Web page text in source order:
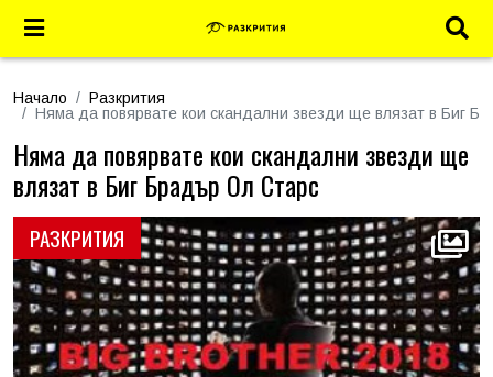
Начало
Разкрития
Няма да повярвате кои скандални звезди ще влязат в Биг
РАЗКРИТИЯ
Няма да повярвате кои скандални звезди ще
влязат в Биг Брадър Ол Старс